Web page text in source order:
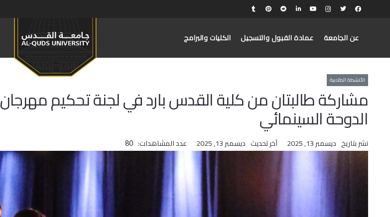
عن الجامعة عمادة القبول والتسجيل الكليات والبرامج
الأنشطة الطلابية
مشاركة طالبتان من كلية القدس بارد في لجنة تحكيم مهرجان
الدوحة السينمائي
نشر بتاريخ ديسمبر 13, 2025 آخر تحديث ديسمبر 13, 2025 عدد المشاهدات: 80